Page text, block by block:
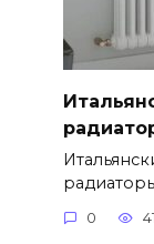
0 41